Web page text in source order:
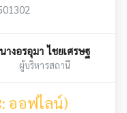
นางอรอุมา​ ไชย​เศรษฐ​
ผู้บริหารสถานี
ออฟไลน์)